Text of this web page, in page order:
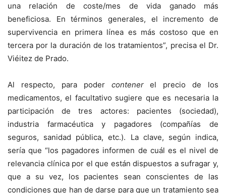
una relación de coste/mes de vida ganado más
beneficiosa. En términos generales, el incremento de
supervivencia en primera línea es más costoso que en
tercera por la duración de los tratamientos”, precisa el Dr.
Viéitez de Prado.
Al respecto, para poder contenerel precio de los
medicamentos, el facultativo sugiere que es necesaria la
participación de tres actores: pacientes (sociedad),
industria farmacéutica y pagadores (compañías de
seguros, sanidad pública, etc.). La clave, según indica,
sería que “los pagadores informen de cuál es el nivel de
relevancia clínica por el que están dispuestos a sufragar y,
que a su vez, los pacientes sean conscientes de las
condiciones que han de darse para que un tratamiento sea